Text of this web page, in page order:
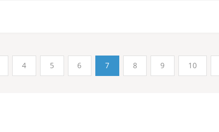
4 5 6 7 8 9 10